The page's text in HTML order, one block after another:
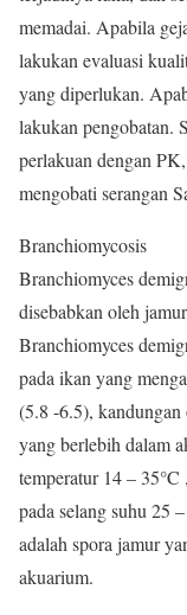
memadai. Apabila
lakukan evaluasi
yang diperlukan.
lakukan pengobatan.
perlakuan dengan
mengobati serangan
Branchiomycosis
Branchiomyces
disebabkan oleh
Branchiomyces
pada ikan yang
(5.8 -6.5), kandungan
yang berlebih dalam
temperatur 14 –
pada selang suhu 25
adalah spora jamur
akuarium.